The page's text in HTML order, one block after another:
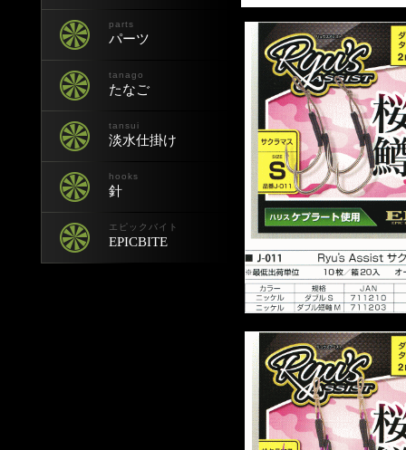
parts
パーツ
tanago
たなご
tansui
淡水仕掛け
hooks
針
エピックバイト
EPICBITE